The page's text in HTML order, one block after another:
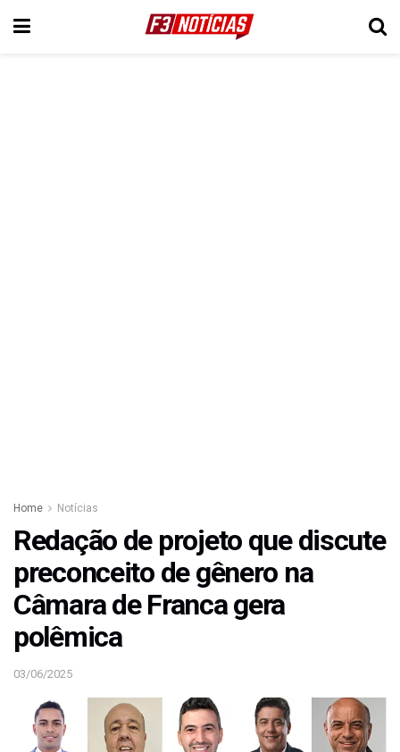
Home Notícias
Redação de projeto que discute
preconceito de gênero na
Câmara de Franca gera
polêmica
03/06/2025